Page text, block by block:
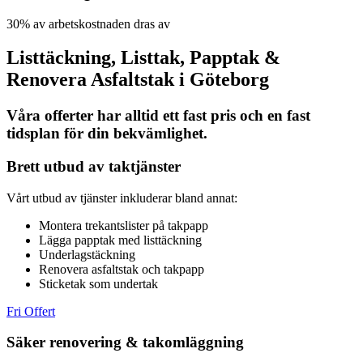
30% av arbetskostnaden dras av
Listtäckning, Listtak, Papptak &
Renovera Asfaltstak i Göteborg
Våra offerter har alltid ett fast pris och en fast
tidsplan för din bekvämlighet.
Brett utbud av taktjänster
Vårt utbud av tjänster inkluderar bland annat:
Montera trekantslister på takpapp
Lägga papptak med listtäckning
Underlagstäckning
Renovera asfaltstak och takpapp
Sticketak som undertak
Fri Offert
Säker renovering & takomläggning